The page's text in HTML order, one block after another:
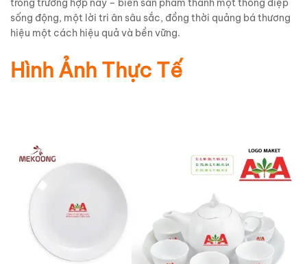
trong trường hợp này – biến sản phẩm thành một thông điệp
sống động, một lời tri ân sâu sắc, đồng thời quảng bá thương
hiệu một cách hiệu quả và bền vững.
Hình Ảnh Thực Tế